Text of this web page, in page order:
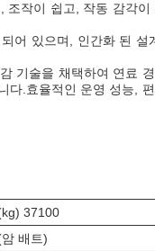
작이 쉽고, 작동 감각
어 있으며, 인간화 된
기술을 채택하여 연료
.효율적인 운영 성능,
37100
배트)